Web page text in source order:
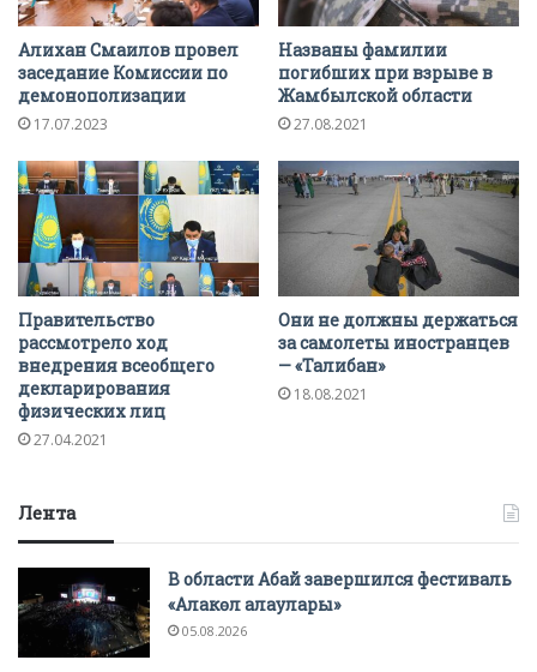
Алихан Смаилов провел
заседание Комиссии по
демонополизации
17.07.2023
Названы фамилии
погибших при взрыве в
Жамбылской области
27.08.2021
Правительство
рассмотрело ход
внедрения всеобщего
декларирования
физических лиц
27.04.2021
Они не должны держаться
за самолеты иностранцев
— «Талибан»
18.08.2021
Лента
В области Абай завершился фестиваль
«Алакөл алаулары»
05.08.2026